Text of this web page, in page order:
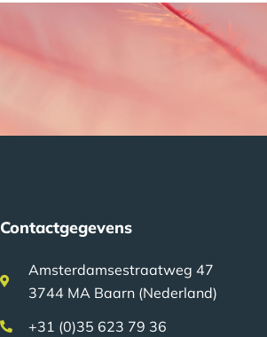
Contactgegevens
Amsterdamsestraatweg 47
3744 MA Baarn (Nederland)
+31 (0)35 623 79 36